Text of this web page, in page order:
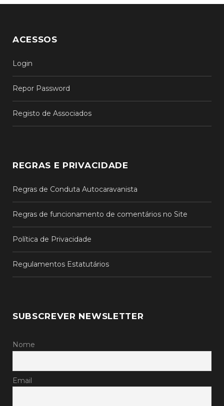
ACESSOS
Login
Repor Password
Registo de Associados
REGRAS E PRIVACIDADE
Regras de Conduta Autocaravanista
Regras de funcionamento de comentários no Site
Política de Privacidade
Regulamentos Estatutários
SUBSCREVER NEWSLETTER
Nome
Email